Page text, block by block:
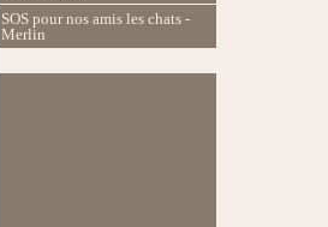
SOS pour nos amis les chats -
Merlin